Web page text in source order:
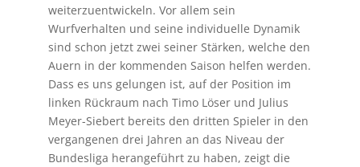
weiterzuentwickeln. Vor allem sein
Wurfverhalten und seine individuelle Dynamik
sind schon jetzt zwei seiner Stärken, welche den
Auern in der kommenden Saison helfen werden.
Dass es uns gelungen ist, auf der Position im
linken Rückraum nach Timo Löser und Julius
Meyer-Siebert bereits den dritten Spieler in den
vergangenen drei Jahren an das Niveau der
Bundesliga herangeführt zu haben, zeigt die